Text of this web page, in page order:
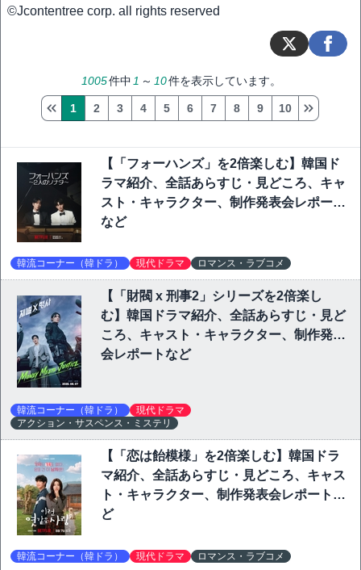
©Jcontentree corp. all rights reserved
1005件中 1 ～ 10件を表示しています。
1 2 3 4 5 6 7 8 9 10
【「フォーハンズ」を2倍楽しむ】韓国ド
ラマ紹介、全話あらすじ・見どころ、キャ
スト・キャラクター、制作発表会レポート
など
韓流コーナー（韓ドラ） 現代ドラマ ロマンス・ラブコメ
【「財閥 x 刑事2」シリーズを2倍楽し
む】韓国ドラマ紹介、全話あらすじ・見ど
ころ、キャスト・キャラクター、制作発表
会レポートなど
韓流コーナー（韓ドラ）
現代ドラマ
アクション・サスペンス・ミステリ
【「恋は飴模様」を2倍楽しむ】韓国ドラ
マ紹介、全話あらすじ・見どころ、キャス
ト・キャラクター、制作発表会レポートな
ど
韓流コーナー（韓ドラ） 現代ドラマ ロマンス・ラブコメ